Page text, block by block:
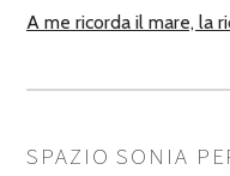
A me ricorda il mare, la
SPAZIO SONIA